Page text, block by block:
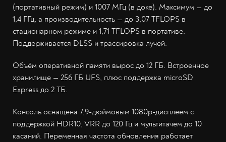
(портативный режим) и 1007 МГц (в доке). Максимум — до
1,4 ГГц, а производительность — до 3,07 TFLOPS в
стационарном режиме и 1,71 TFLOPS в портативе.
Поддерживается DLSS и трассировка лучей.
Объём оперативной памяти вырос до 12 ГБ. Встроенное
хранилище — 256 ГБ UFS, плюс поддержка microSD
Express до 2 ТБ.
Консоль оснащена 7,9-дюймовым 1080p-дисплеем с
поддержкой HDR10, VRR до 120 Гц и мультитачем до 10
касаний. Переменная частота обновления работает